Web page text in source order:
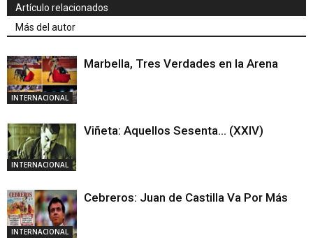
Artículo relacionados
Más del autor
INTERNACIONAL
Marbella, Tres Verdades en la Arena
INTERNACIONAL
Viñeta: Aquellos Sesenta… (XXIV)
INTERNACIONAL
Cebreros: Juan de Castilla Va Por Más